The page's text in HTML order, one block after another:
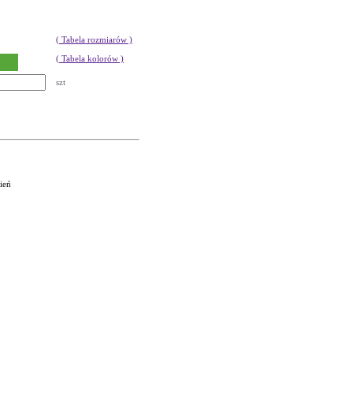
( Tabela rozmiarów )
( Tabela kolorów )
szt